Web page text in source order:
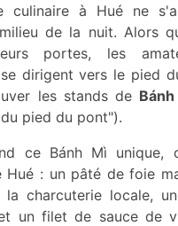
culinaire à Hué ne
de la nuit. Alors
portes, les
dirigent vers le pied
les stands de
pied du pont").
ce Bánh Mì unique,
Hué : un pâté de foie
la charcuterie locale,
un filet de sauce de